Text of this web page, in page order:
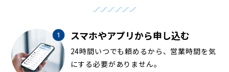
スマホやアプリから申し込む
24時間いつでも頼めるから、営業時間を気
にする必要がありません。